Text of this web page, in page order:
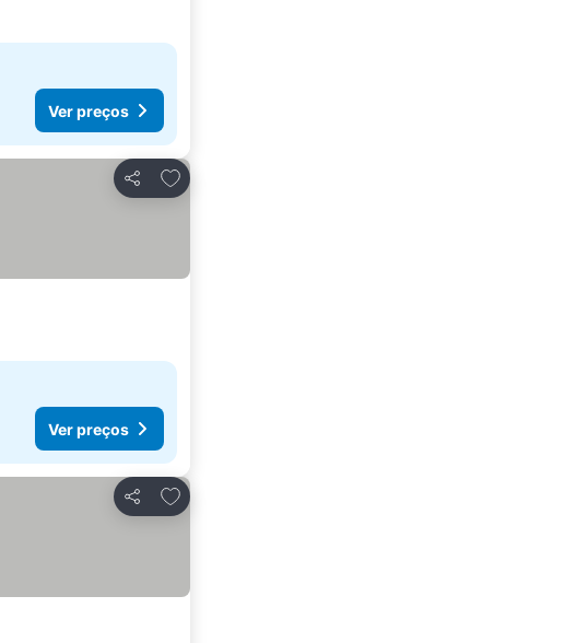
Ver preços
Partilhar
Adicionar aos favoritos
Ver preços
Partilhar
Adicionar aos favoritos